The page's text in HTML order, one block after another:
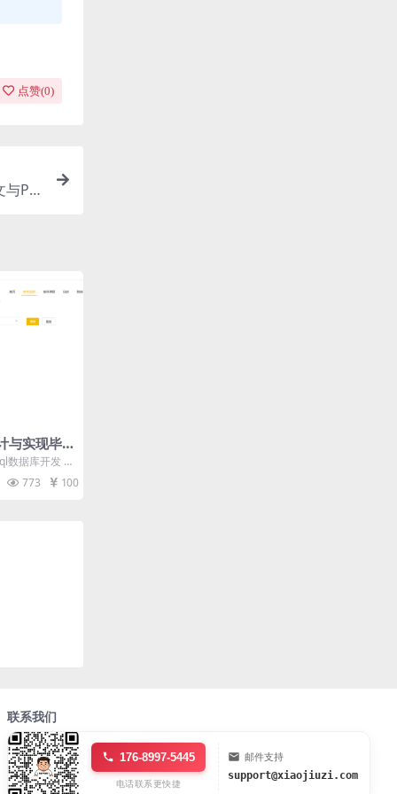
点赞(0)
与PP
与实现毕
及毕业论
数据库开发 系
必须登录才...
773 100
联系我们
176-8997-5445
电话联系更快捷
邮件支持
support@xiaojiuzi.com